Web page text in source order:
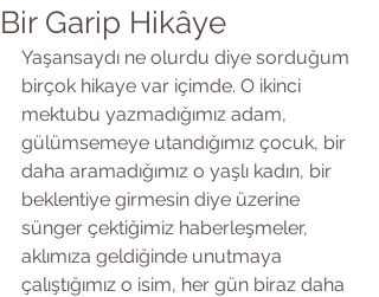
Bir Garip Hikâye
Yaşansaydı ne olurdu diye sorduğum
birçok hikaye var içimde. O ikinci
mektubu yazmadığımız adam,
gülümsemeye utandığımız çocuk, bir
daha aramadığımız o yaşlı kadın, bir
beklentiye girmesin diye üzerine
sünger çektiğimiz haberleşmeler,
aklımıza geldiğinde unutmaya
çalıştığımız o isim, her gün biraz daha